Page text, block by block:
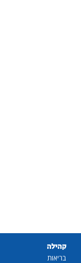
קהילה
בריאות